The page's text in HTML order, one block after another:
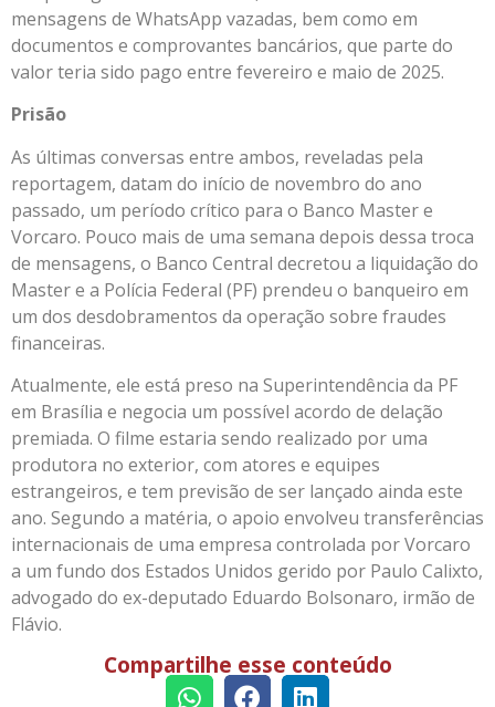
mensagens de WhatsApp vazadas, bem como em
documentos e comprovantes bancários, que parte do
valor teria sido pago entre fevereiro e maio de 2025.
Prisão
As últimas conversas entre ambos, reveladas pela
reportagem, datam do início de novembro do ano
passado, um período crítico para o Banco Master e
Vorcaro. Pouco mais de uma semana depois dessa troca
de mensagens, o Banco Central decretou a liquidação do
Master e a Polícia Federal (PF) prendeu o banqueiro em
um dos desdobramentos da operação sobre fraudes
financeiras.
Atualmente, ele está preso na Superintendência da PF
em Brasília e negocia um possível acordo de delação
premiada. O filme estaria sendo realizado por uma
produtora no exterior, com atores e equipes
estrangeiros, e tem previsão de ser lançado ainda este
ano. Segundo a matéria, o apoio envolveu transferências
internacionais de uma empresa controlada por Vorcaro
a um fundo dos Estados Unidos gerido por Paulo Calixto,
advogado do ex-deputado Eduardo Bolsonaro, irmão de
Flávio.
Compartilhe esse conteúdo